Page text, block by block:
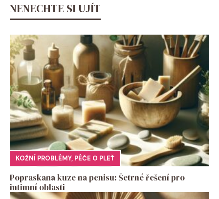
NENECHTE SI UJÍT
KOŽNÍ PROBLÉMY, PÉČE O PLEŤ
Popraskana kuze na penisu: Šetrné řešení pro
intimní oblasti